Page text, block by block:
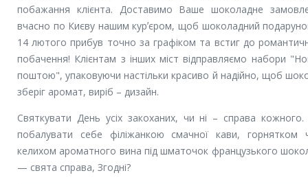
побажання клієнта. Доставимо Ваше шоколадне
вчасно по Києву нашим курʼєром, щоб шоколадний
14 лютого прибув точно за графіком та встиг до
побачення! Клієнтам з інших міст відправляємо набори
поштою", упаковуючи настільки красиво й надійно, щоб
зберіг аромат, виріб – дизайн.
Святкувати День усіх закоханих, чи ні – справа
побалувати себе філіжанкою смачної кави, горнятком
келихом ароматного вина під шматочок французького
— свята справа, Згодні?